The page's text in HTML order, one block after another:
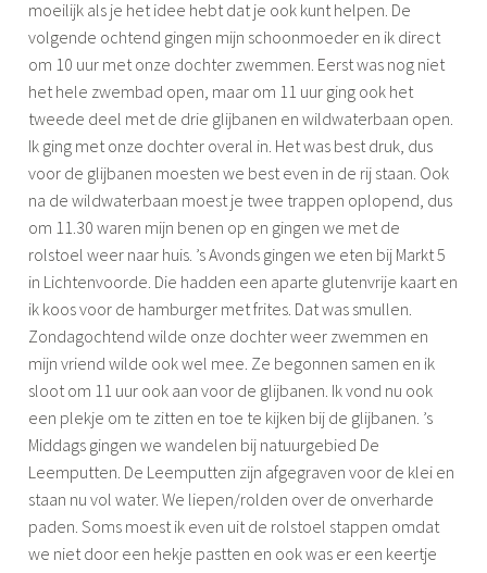
moeilijk als je het idee hebt dat je ook kunt helpen. De
volgende ochtend gingen mijn schoonmoeder en ik direct
om 10 uur met onze dochter zwemmen. Eerst was nog niet
het hele zwembad open, maar om 11 uur ging ook het
tweede deel met de drie glijbanen en wildwaterbaan open.
Ik ging met onze dochter overal in. Het was best druk, dus
voor de glijbanen moesten we best even in de rij staan. Ook
na de wildwaterbaan moest je twee trappen oplopend, dus
om 11.30 waren mijn benen op en gingen we met de
rolstoel weer naar huis. ’s Avonds gingen we eten bij Markt 5
in Lichtenvoorde. Die hadden een aparte glutenvrije kaart en
ik koos voor de hamburger met frites. Dat was smullen.
Zondagochtend wilde onze dochter weer zwemmen en
mijn vriend wilde ook wel mee. Ze begonnen samen en ik
sloot om 11 uur ook aan voor de glijbanen. Ik vond nu ook
een plekje om te zitten en toe te kijken bij de glijbanen. ’s
Middags gingen we wandelen bij natuurgebied De
Leemputten. De Leemputten zijn afgegraven voor de klei en
staan nu vol water. We liepen/rolden over de onverharde
paden. Soms moest ik even uit de rolstoel stappen omdat
we niet door een hekje pastten en ook was er een keertje